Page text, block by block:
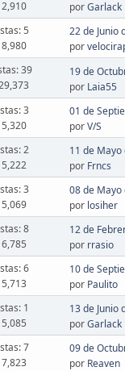
porGarlack
5
22 de Junio
por
39
19 de
por Laia55
3
01 de
porV/S
2
11 de Mayo
por Frncs
3
08 de Mayo
por losiher
8
12 de
por rrasio
6
10 de
por Paulito
1
13 de Junio
porGarlack
7
09 de
por Reaven